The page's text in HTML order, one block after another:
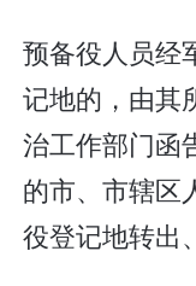
预备役人员经
记地的，由其
治工作部门函
的市、市辖区
役登记地转出